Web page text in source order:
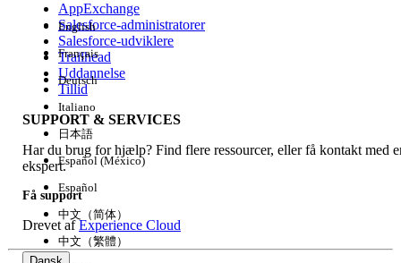
Experience
Ryd alle Udført
AppExchange
Salesforce-administratorer
Salesforce-udviklere
Trailhead
Uddannelse
Tillid
SUPPORT & SERVICES
Har du brug for hjælp? Find flere ressourcer, eller få kontakt med
ekspert.
Få support
Drevet afExperience Cloud
English
Français
Deutsch
Italiano
日本語
Español (México)
Español
中文（简体）
中文（繁體）